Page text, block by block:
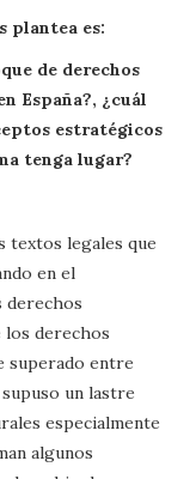
plantea es:
de derechos
España?, ¿cuál
estratégicos
tenga lugar?
textos legales que
en el
derechos
los derechos
superado entre
un lastre
especialmente
algunos